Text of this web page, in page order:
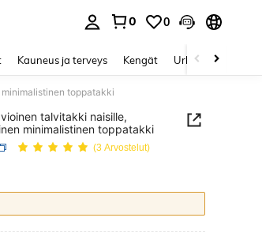
0 0
Kauneus ja terveys Kengät Urheilu & Ulkoilu
toppatakki
talvitakki naisille,
minimalistinen toppatakki
(3 Arvostelut)
AVAILABILITY